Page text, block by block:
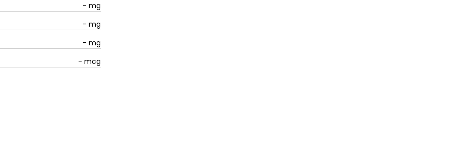
- mg
- mg
- mg
- mcg